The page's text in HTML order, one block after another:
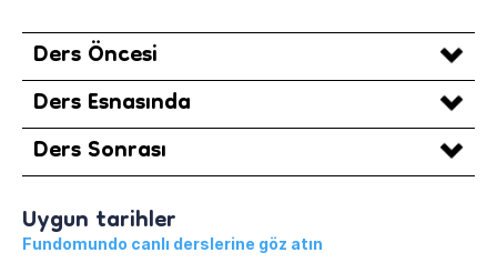
Ders Öncesi
Ders Esnasında
Ders Sonrası
Uygun tarihler
Fundomundo canlı derslerine göz atın